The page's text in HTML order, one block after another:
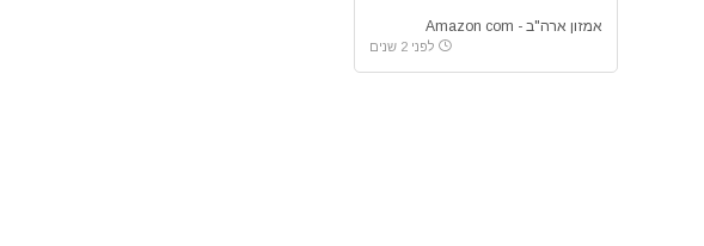
אמזון ארה"ב - Amazon com
לפני 2 שנים